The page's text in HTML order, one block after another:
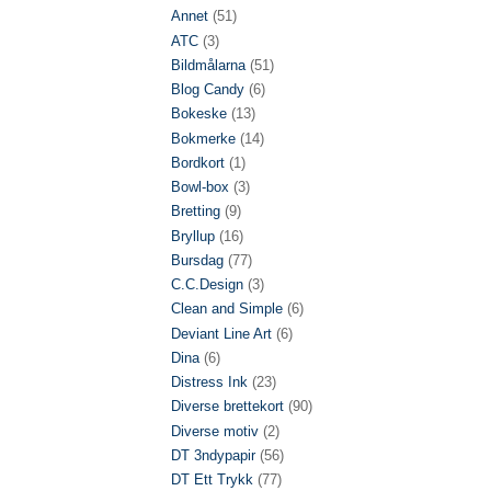
Annet (51)
ATC (3)
Bildmålarna (51)
Blog Candy (6)
Bokeske (13)
Bokmerke (14)
Bordkort (1)
Bowl-box (3)
Bretting (9)
Bryllup (16)
Bursdag (77)
C.C.Design (3)
Clean and Simple (6)
Deviant Line Art (6)
Dina (6)
Distress Ink (23)
Diverse brettekort (90)
Diverse motiv (2)
DT 3ndypapir (56)
DT Ett Trykk (77)